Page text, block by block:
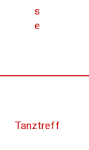
s
e
Tanztreff